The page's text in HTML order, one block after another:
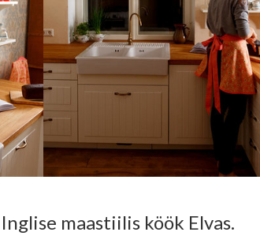
Inglise maastiilis köök Elvas.